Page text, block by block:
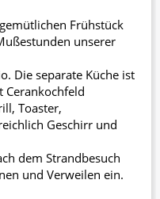
Frühstück
unserer
Die separate Küche ist
Toaster,
Geschirr und
dem Strandbesuch
und Verweilen ein.